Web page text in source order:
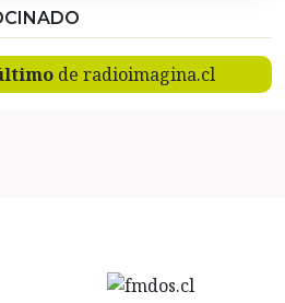
de radioimagina.cl